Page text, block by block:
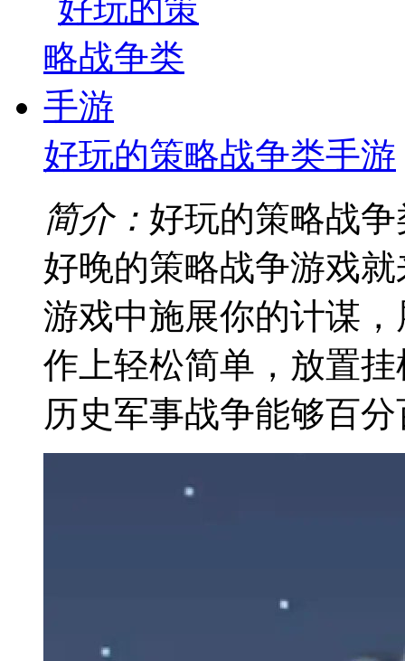
好玩的策略战争类手游
简介： 好玩的策略战
好晚的策略战争游戏
游戏中施展你的计谋
作上轻松简单，放置
历史军事战争能够百